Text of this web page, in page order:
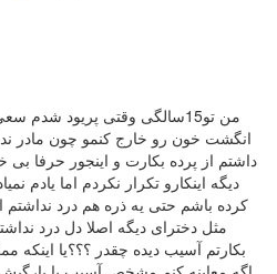
من تو15سالگی وقتی پریود
انگشت خون رو خارج کنمو چون مادر
داشتم از پرده بکارت و اینجور حرفا بی
دیگه اینکارو تکرار نکردم اما یادم
کرده باشم حتی یه ذره هم درد نداشتم
مثل دخترای دیگه اصلا دل درد
بکارتم آسیب دیده چقدر ؟؟؟یا اینکه